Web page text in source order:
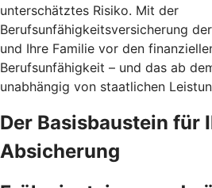
unterschätztes Risiko. Mit der
Berufsunfähigkeitsversicherung
und Ihre Familie vor den
Berufsunfähigkeit – und das ab
unabhängig von staatlichen
Der Basisbaustein für
Absicherung